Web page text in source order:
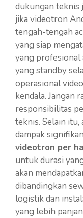
dukungan teknis
jika videotron
tengah-tengah
yang siap
yang profesional
yang standby
operasional
kendala. Jangan
responsibilitas
teknis. Selain itu,
dampak
videotron per
untuk durasi
akan
dibandingkan
logistik dan
yang lebih